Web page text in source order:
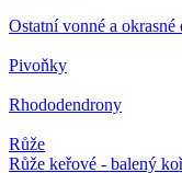
Ostatní vonné a okrasné
Pivoňky
Rhododendrony
Růže
Růže keřové - balený